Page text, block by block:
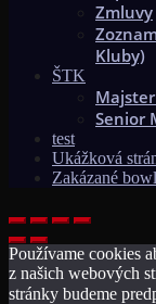
Zmluvy
Kluby)
ŠTK
Senior
test
Ukážková
Zakázané
Používame cookies
z našich webových
stránky budeme